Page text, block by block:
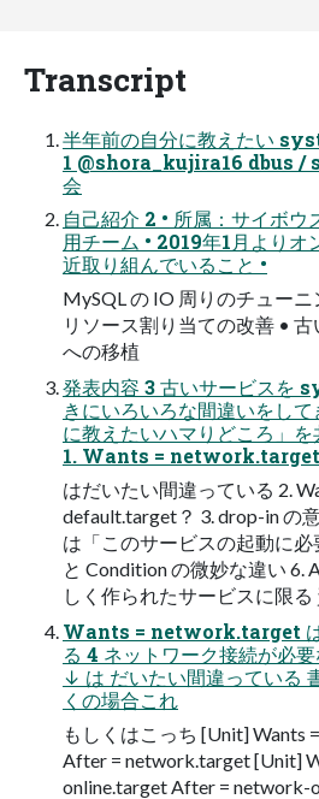
Transcript
半年前の自分に教えたい
1 @shora_kujira16 dbus /
会
自己紹介 2 • 所属：サイボウ
用チーム • 2019年1月よりオ
近取り組んでいること •
MySQL の IO 周りのチュー
リソース割り当ての改善 •
への移植
発表内容 3 古いサービスを
きにいろいろな間違いをし
に教えたいハマりどころ」を
1. Wants = network.target
はだいたい間違っている 2.
default.target？ 3. drop-in の
は「このサービスの起動に必
と Condition の微妙な違い 6.
しく作られたサービスに限
Wants = network.target は
る 4 ネットワーク接続が必
↓ は だいたい間違っている
くの場合これ
もしくはこっち [Unit] Wants
After = network.target [Unit]
online.target After = network-